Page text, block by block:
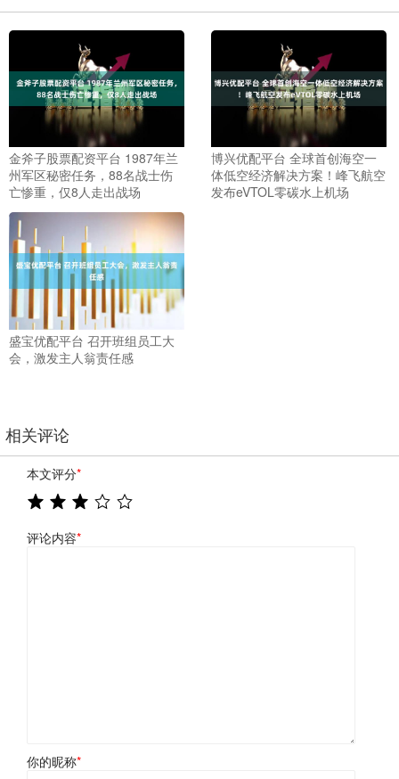
金斧子股票配资平台 1987年兰
州军区秘密任务，88名战士伤
亡惨重，仅8人走出战场
博兴优配平台 全球首创海空一
体低空经济解决方案！峰飞航空
发布eVTOL零碳水上机场
盛宝优配平台 召开班组员工大
会，激发主人翁责任感
相关评论
本文评分*
评论内容*
你的昵称*